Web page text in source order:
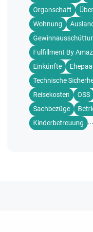
Organschaft
Wohnung
Fulfillment By
Einkünfte
Technische
Reisekosten
OSS
Sachbezüge
Kinderbetreuung
...